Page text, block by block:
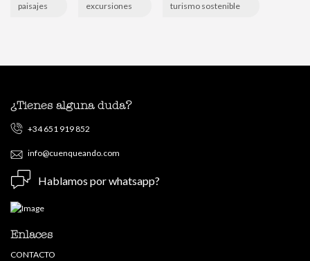
paisajes excursiones turismo sostenible
¿Tienes alguna duda?
+34 651 919 852
info@cuenqueando.com
Hablamos por whatsapp?
Enlaces
CONTACTO